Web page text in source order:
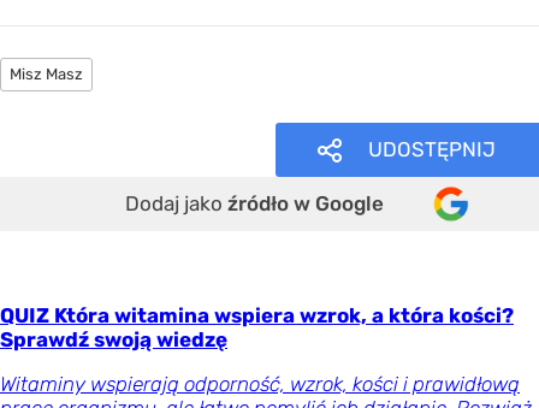
Misz Masz
UDOSTĘPNIJ
Dodaj jako źródło w Google
QUIZ Która witamina wspiera wzrok, a która kości?
Sprawdź swoją wiedzę
Witaminy wspierają odporność, wzrok, kości i prawidłową